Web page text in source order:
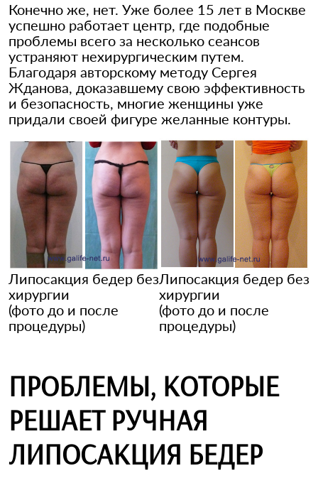
Конечно же, нет. Уже более 15 лет в Москве
успешно работает центр, где подобные
проблемы всего за несколько сеансов
устраняют нехирургическим путем.
Благодаря авторскому методу Сергея
Жданова, доказавшему свою эффективность
и безопасность, многие женщины уже
придали своей фигуре желанные контуры.
Липосакция бедер без
хирургии
(фото до и после
процедуры)
Липосакция бедер без
хирургии
(фото до и после
процедуры)
ПРОБЛЕМЫ, КОТОРЫЕ
РЕШАЕТ РУЧНАЯ
ЛИПОСАКЦИЯ БЕДЕР